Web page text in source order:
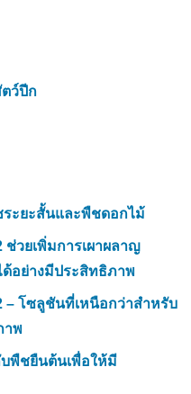
ว์ปีก
ระยะสั้นและพืชดอกไม้
วยเพิ่มการเผาผลาญ
ด้อย่างมีประสิทธิภาพ
โซลูชันที่เหนือกว่าสำหรับ
าพ
พืชยืนต้นเพื่อให้มี